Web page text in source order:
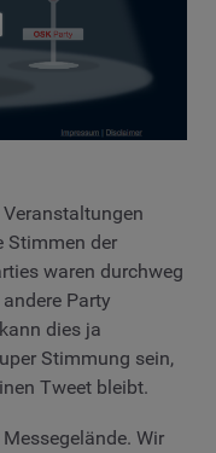
Stimmen der
waren durchweg
Party
dies ja
Stimmung sein,
Tweet bleibt.
Wir